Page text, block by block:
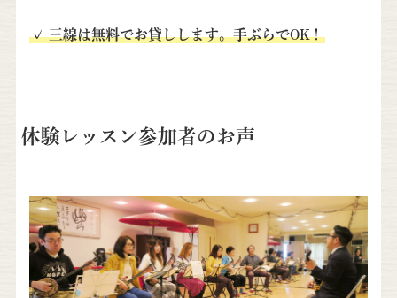
✓ 三線は無料でお貸しします。手ぶらでOK！
体験レッスン参加者のお声